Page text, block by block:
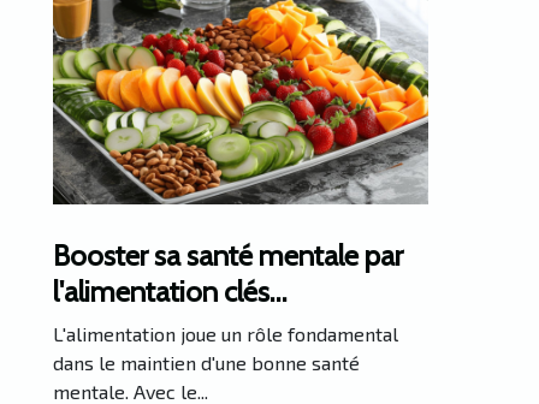
Booster sa santé mentale par
l'alimentation clés
nutritionnelles et régimes
conseillés
L'alimentation joue un rôle fondamental
dans le maintien d'une bonne santé
mentale. Avec le...